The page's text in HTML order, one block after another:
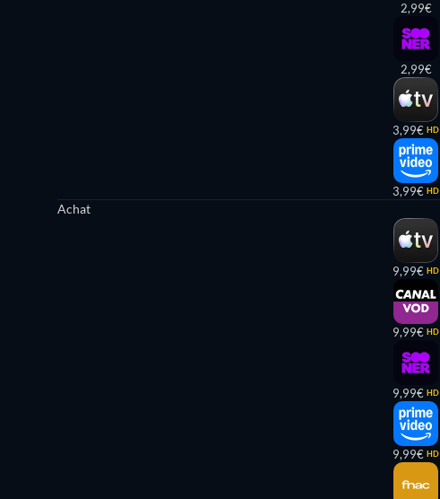
2,99€
2,99€
3,99€ HD
3,99€ HD
Achat
9,99€ HD
9,99€ HD
9,99€ HD
9,99€ HD